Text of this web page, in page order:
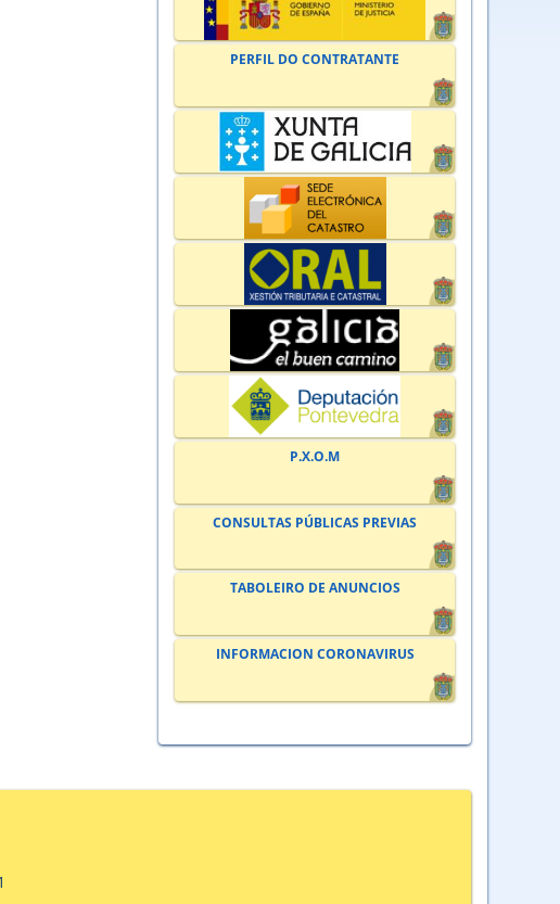
PERFIL DO CONTRATANTE
P.X.O.M
CONSULTAS PÚBLICAS PREVIAS
TABOLEIRO DE ANUNCIOS
INFORMACION CORONAVIRUS